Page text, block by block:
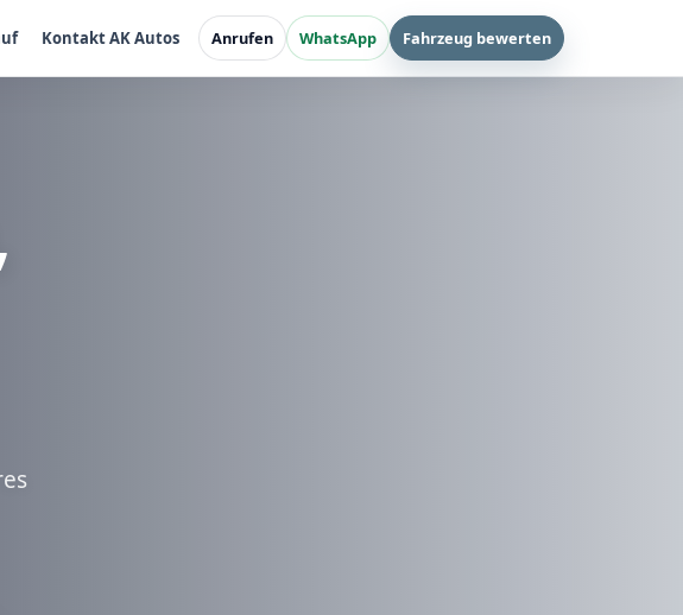
Kontakt AK Autos Anrufen WhatsApp Fahrzeug bewerten